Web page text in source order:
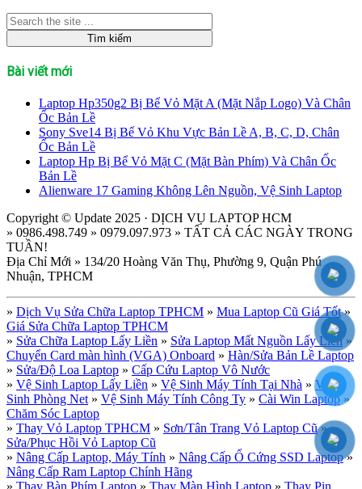
Bài viết mới
Laptop Hp350g2 Bị Bể Vỏ Mặt A (Mặt Nắp Logo) Và Chân
Ốc Bản Lề
Sony Sve14 Bị Bể Vỏ Khu Vực Bản Lề A, B, C, D, Chân
Ốc Bản Lề
Laptop Hp Bị Bể Vỏ Mặt C (Mặt Bàn Phím) Và Chân Ốc
Bản Lề
Alienware 17 Gaming Không Lên Nguồn, Vệ Sinh Laptop
Copyright © Update 2025 · DỊCH VỤ LAPTOP HCM
» 0986.498.749 » 0979.097.973 » TẤT CẢ CÁC NGÀY TRONG
TUẦN!
Địa Chỉ Mới » 134/20 Hoàng Văn Thụ, Phường 9, Quận Phú
Nhuận, TPHCM
» Dịch Vụ Sửa Chữa Laptop TPHCM » Mua Laptop Cũ Giá Tốt»
Giá Sửa Chữa Laptop TPHCM
» Sửa Chữa Laptop Lấy Liền » Sửa Laptop Mất Nguồn Lấy Liền»
Chuyển Card màn hình (VGA) Onboard » Hàn/Sửa Bản Lề Laptop
» Sửa/Độ Loa Laptop » Cấp Cứu Laptop Vô Nước
» Vệ Sinh Laptop Lấy Liền » Vệ Sinh Máy Tính Tại Nhà »Vệ
Sinh Phòng Net » Vệ Sinh Máy Tính Công Ty » Cài Win Laptop»
Chăm Sóc Laptop
» Thay Vỏ Laptop TPHCM » Sơn/Tân Trang Vỏ Laptop Cũ»
Sửa/Phục Hồi Vỏ Laptop Cũ
» Nâng Cấp Laptop, Máy Tính » Nâng Cấp Ổ Cứng SSD Laptop»
Nâng Cấp Ram Laptop Chính Hãng
» Thay Bàn Phím Laptop » Thay Màn Hình Laptop » Thay Pin